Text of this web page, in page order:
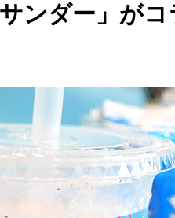
ンダー」がコ